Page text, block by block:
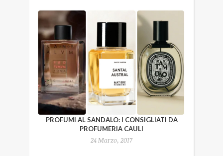
PROFUMI AL SANDALO: I CONSIGLIATI DA
PROFUMERIA CAULI
24 Marzo, 2017